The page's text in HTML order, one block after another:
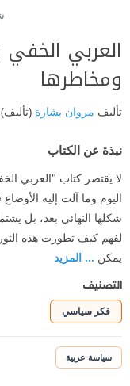
العربي الخفي
ومخاطرها
تأليف مروان بشارة (تأليف)
نبذة عن الكتاب
لا يقتصر كتاب "العربي
اليوم وما آلت إليه
شكلها النهائي بعد، بل
لفهم كيف تطورت هذه
يمكن ... المزيد
التصنيف
فكر سياسي
سياسة عربية